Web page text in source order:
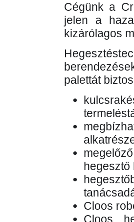
Cégünk a
jelen a
kizárólagos
palettát
hegesztő
Cloos
Cloos